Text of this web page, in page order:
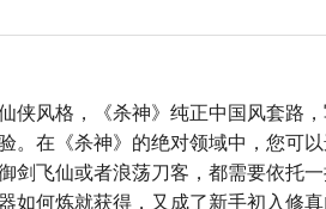
侠风格，《杀神》纯正中国风套路
。在《杀神》的绝对领域中，您可
剑飞仙或者浪荡刀客，都需要依托一
如何炼就获得，又成了新手初入修